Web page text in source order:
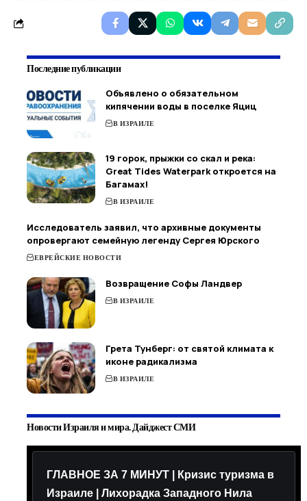
Последние публикации
Объявлено о обязательном
кипячении воды в поселке Яциц
В ИЗРАИЛЕ
19 горок, прыжки со скал и река:
Great Tides Waterpark откроется на
Багамах!
В ИЗРАИЛЕ
Исследователь заявил, что архивные документы
опровергают семейную легенду Сергея Юрского
ЕВРЕЙСКИЕ НОВОСТИ
Возвращение Софы Ландвер
В ИЗРАИЛЕ
Грета Тунберг: от святой климата к
иконе радикализма
В ИЗРАИЛЕ
Новости Израиля и мира. Дайджест СМИ